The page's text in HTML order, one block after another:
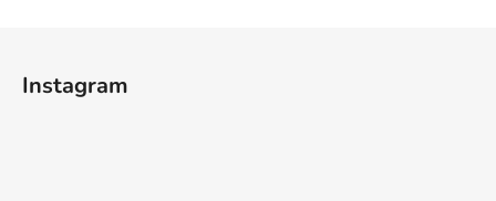
Instagram